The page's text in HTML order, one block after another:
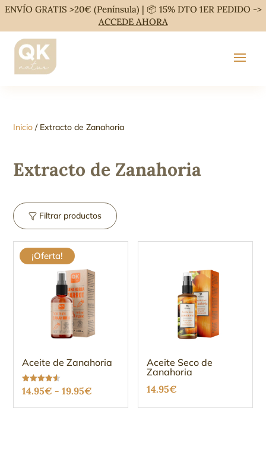
ENVÍO GRATIS >20€ (Península) | 📦 15% DTO 1ER PEDIDO ->
ACCEDE AHORA
Inicio / Extracto de Zanahoria
Extracto de Zanahoria
Filtrar productos
¡Oferta!
Aceite de Zanahoria
Valorado
con
de 5
14.95€ - 19.95€
de
Aceite Seco de
Zanahoria
14.95€